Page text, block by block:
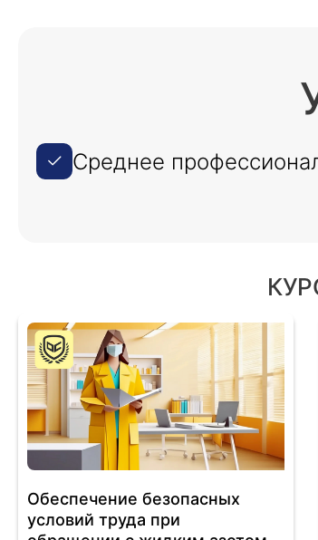
Среднее
Обеспечение безопасных
условий труда при